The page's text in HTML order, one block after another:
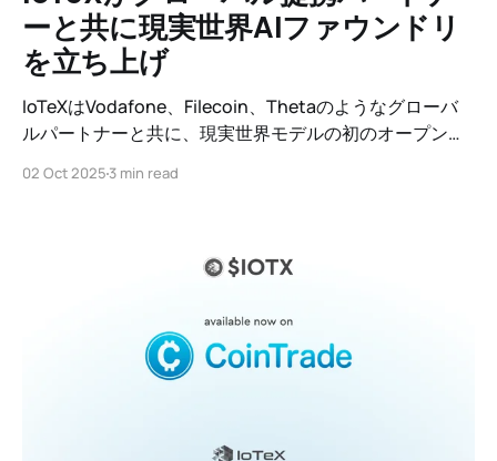
ーと共に現実世界AIファウンドリ
を立ち上げ
IoTeXはVodafone、Filecoin、Thetaのようなグローバ
ルパートナーと共に、現実世界モデルの初のオープンエ
立ち上げました。
02 Oct 20253 min read